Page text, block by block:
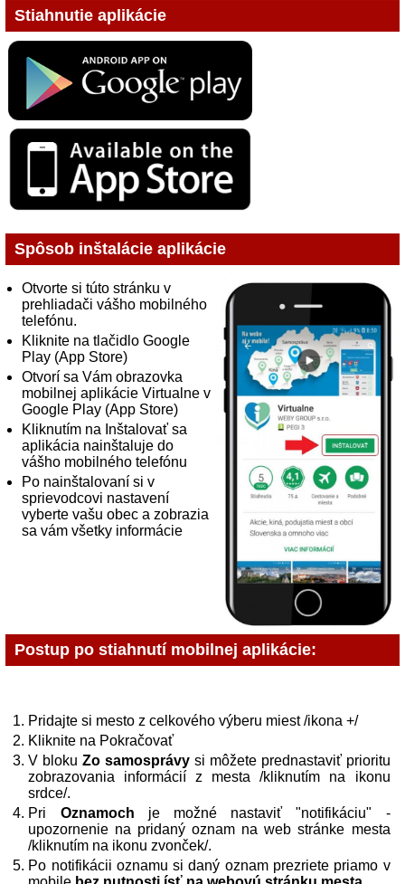
Stiahnutie aplikácie
Spôsob inštalácie aplikácie
Otvorte si túto stránku v
prehliadači vášho mobilného
telefónu.
Kliknite na tlačidlo Google
Play (App Store)
Otvorí sa Vám obrazovka
mobilnej aplikácie Virtualne v
Google Play (App Store)
Kliknutím na Inštalovať sa
aplikácia nainštaluje do
vášho mobilného telefónu
Po nainštalovaní si v
sprievodcovi nastavení
vyberte vašu obec a zobrazia
sa vám všetky informácie
Postup po stiahnutí mobilnej aplikácie:
Pridajte si mesto z celkového výberu miest /ikona +/
Kliknite na Pokračovať
V blokuZo samosprávy si môžete prednastaviť prioritu
zobrazovania informácií z mesta /kliknutím na ikonu
srdce/.
Pri Oznamoch je možné nastaviť "notifikáciu" -
upozornenie na pridaný oznam na web stránke mesta
/kliknutím na ikonu zvonček/.
Po notifikácii oznamu si daný oznam prezriete priamo v